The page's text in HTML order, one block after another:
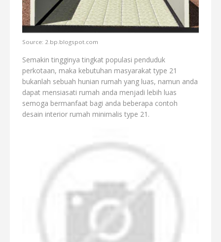
Source: 2.bp.blogspot.com
Semakin tingginya tingkat populasi penduduk
perkotaan, maka kebutuhan masyarakat type 21
bukanlah sebuah hunian rumah yang luas, namun anda
dapat mensiasati rumah anda menjadi lebih luas
semoga bermanfaat bagi anda beberapa contoh
desain interior rumah minimalis type 21.